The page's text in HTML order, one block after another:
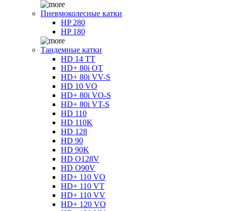
Пневмоколесные катки
HP 280
HP 180
Тандемные катки
HD 14 TT
HD+ 80i OT
HD+ 80i VV-S
HD 10 VO
HD+ 80i VO-S
HD+ 80i VT-S
HD 110
HD 110K
HD 128
HD 90
HD 90K
HD O128V
HD O90V
HD+ 110 VO
HD+ 110 VT
HD+ 110 VV
HD+ 120 VO